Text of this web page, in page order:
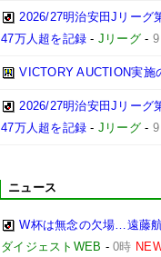
2026/27明治安田Jリーグ
47万人超を記録 - Jリーグ -
VICTORY AUCTION実施
2026/27明治安田Jリーグ
47万人超を記録 - Jリーグ -
ニュース
W杯は無念の欠場…遠藤
ダイジェストWEB -0時